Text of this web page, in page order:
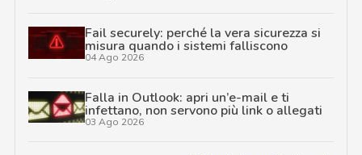
Fail securely: perché la vera sicurezza si
misura quando i sistemi falliscono
04 Ago 2026
Falla in Outlook: apri un’e-mail e ti
infettano, non servono più link o allegati
03 Ago 2026